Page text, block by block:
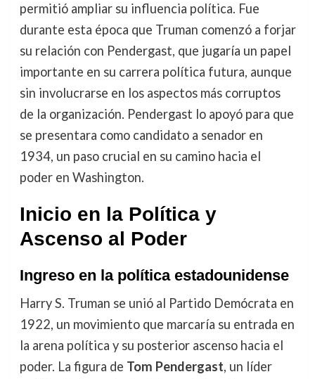
permitió ampliar su influencia política. Fue
durante esta época que Truman comenzó a forjar
su relación con Pendergast, que jugaría un papel
importante en su carrera política futura, aunque
sin involucrarse en los aspectos más corruptos
de la organización. Pendergast lo apoyó para que
se presentara como candidato a senador en
1934, un paso crucial en su camino hacia el
poder en Washington.
Inicio en la Política y
Ascenso al Poder
Ingreso en la política estadounidense
Harry S. Truman se unió al Partido Demócrata en
1922, un movimiento que marcaría su entrada en
la arena política y su posterior ascenso hacia el
poder. La figura de Tom Pendergast, un líder